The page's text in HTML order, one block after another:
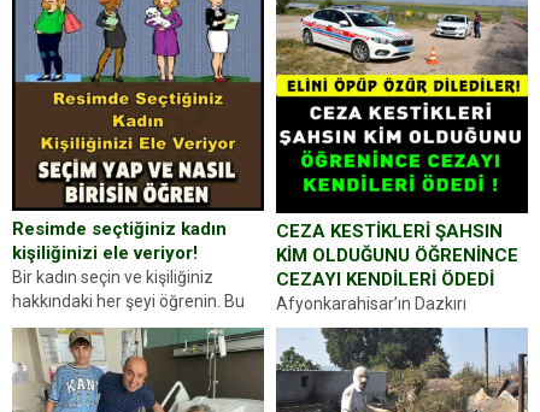
Resimde seçtiğiniz kadın
kişiliğinizi ele veriyor!
Bir kadın seçin ve kişiliğiniz
hakkındaki her şeyi öğrenin. Bu
kez karşınıza oldukça farklı bir
kişilik testiyle çıkıyoruz. Resimde
gördüğünüz kadın figürlerinden
dikkatinizi en...
CEZA KESTİKLERİ ŞAHSIN
KİM OLDUĞUNU ÖĞRENİNCE
CEZAYI KENDİLERİ ÖDEDİ
Afyonkarahisar’ın Dazkırı
ilçesinde trafik uygulaması
yapan jandarma ekipleri
durdurdukları bir otomobilin
sürücüsünden ehliyet ve ruhsat